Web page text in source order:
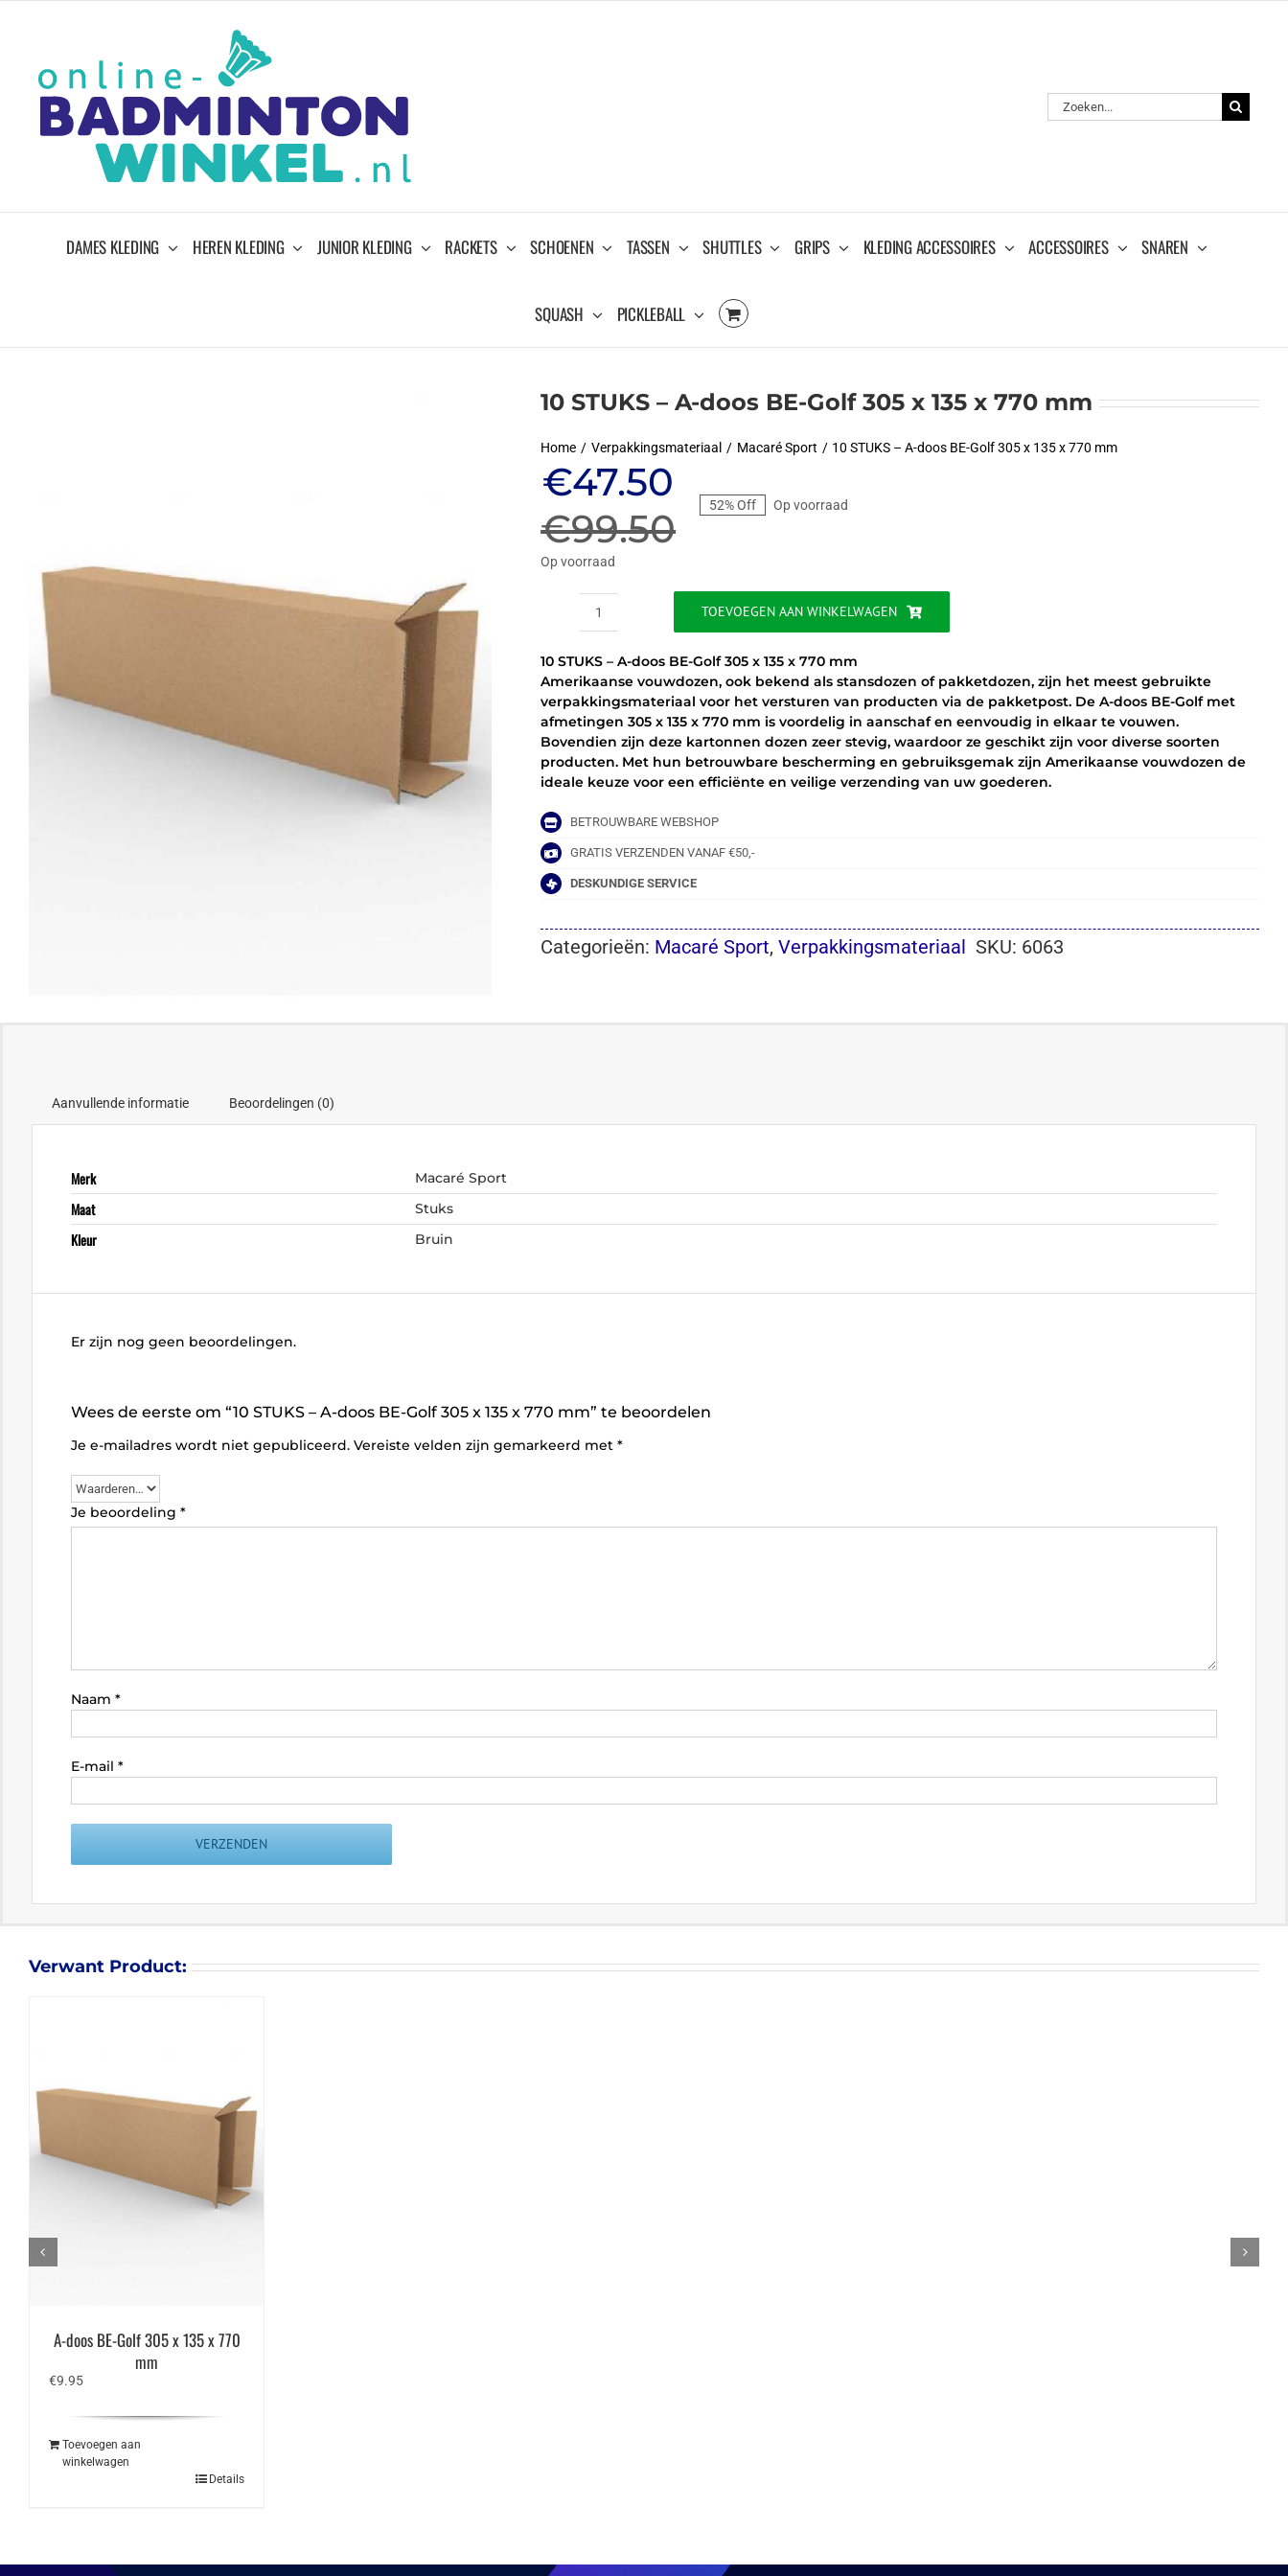
Zoeken
naar:
DAMES KLEDING HEREN KLEDING JUNIOR KLEDING RACKETS SCHOENEN TASSEN SHUTTLES GRIPS KLEDING ACCESSOIRES ACCESSOIRES SNAREN
SQUASH PICKLEBALL
10 STUKS – A-doos BE-Golf 305 x 135 x 770 mm
Home Verpakkingsmateriaal Macaré Sport 10 STUKS – A-doos BE-Golf 305 x 135 x 770 mm
€99.50
Oorspronkelijke
prijs
was:
€99.50.
€47.50
Huidige
prijs
is:
€47.50.
52% Off Op voorraad
Op voorraad
10
-
A-
doos
BE-
Golf
305
x
x
mm
aantal
TOEVOEGEN AAN WINKELWAGEN
10 STUKS – A-doos BE-Golf 305 x 135 x 770 mm
Amerikaanse vouwdozen, ook bekend als stansdozen of pakketdozen, zijn het meest gebruikte
verpakkingsmateriaal voor het versturen van producten via de pakketpost. De A-doos BE-Golf met
afmetingen 305 x 135 x 770 mm is voordelig in aanschaf en eenvoudig in elkaar te vouwen.
Bovendien zijn deze kartonnen dozen zeer stevig, waardoor ze geschikt zijn voor diverse soorten
producten. Met hun betrouwbare bescherming en gebruiksgemak zijn Amerikaanse vouwdozen de
ideale keuze voor een efficiënte en veilige verzending van uw goederen.
BETROUWBARE WEBSHOP
GRATIS VERZENDEN VANAF €50,-
DESKUNDIGE SERVICE
Categorieën: Macaré Sport,Verpakkingsmateriaal SKU: 6063
Aanvullende informatie Beoordelingen (0)
Merk Macaré Sport
Maat Stuks
Kleur Bruin
Er zijn nog geen beoordelingen.
Wees de eerste om “10 STUKS – A-doos BE-Golf 305 x 135 x 770 mm” te beoordelen
Je e-mailadres wordt niet gepubliceerd. Vereiste velden zijn gemarkeerd met *
Je beoordeling *
Naam *
E-mail *
Verwant Product:
A-doos BE-Golf 305 x 135 x 770
mm
€9.95
Toevoegen aan
winkelwagen
Details